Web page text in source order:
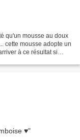
qu'un mousse au doux
cette mousse adopte un
à ce résultat si